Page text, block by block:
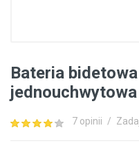
Bateria
jednouchwytowa
7 opinii /